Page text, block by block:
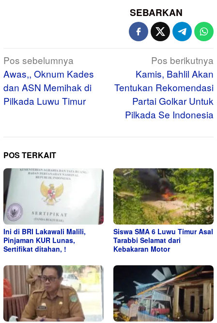
SEBARKAN
Navigasi
pos
Pos sebelumnya
Awas,, Oknum Kades
dan ASN Memihak di
Pilkada Luwu Timur
Pos berikutnya
Kamis, Bahlil Akan
Tentukan Rekomendasi
Partai Golkar Untuk
Pilkada Se Indonesia
POS TERKAIT
Ini di BRI Lakawali Malili,
Pinjaman KUR Lunas,
Sertifikat ditahan, !
Siswa SMA 6 Luwu Timur Asal
Tarabbi Selamat dari
Kebakaran Motor